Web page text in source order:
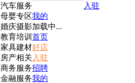
汽车服务
母婴专区
婚庆摄影
教育培训
家具建材
房产相关
商务服务
金融服务
入驻
我的
加载中...
首页
好店
入驻
招聘
我的